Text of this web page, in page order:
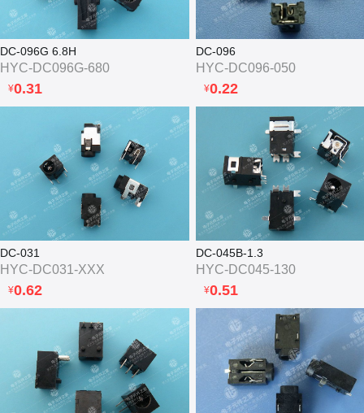
DC-096G 6.8H
HYC-DC096G-680
¥0.31
DC-096
HYC-DC096-050
¥0.22
DC-031
HYC-DC031-XXX
¥0.62
DC-045B-1.3
HYC-DC045-130
¥0.51